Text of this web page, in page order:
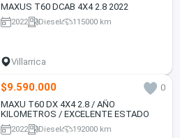
MAXUS T60 DCAB 4X4 2.8 2022
2022 Diesel 115000 km
Villarrica
$9.590.000
0
MAXU T60 DX 4X4 2.8 / AÑO
KILOMETROS / EXCELENTE ESTADO
2022 Diesel 192000 km